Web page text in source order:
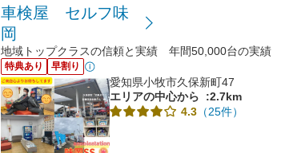
車検屋 セルフ味
岡
地域トップクラスの信頼と実績 年間50,000台の実績
特典あり 早割り
愛知県小牧市久保新町47
エリアの中心から
:2.7km
4.3 （25件）